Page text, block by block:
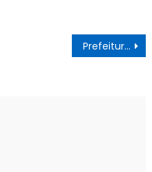
Prefeitura de Sento Sé reforça valorização cultural com publicação de edital para credenciamento de artistas locais